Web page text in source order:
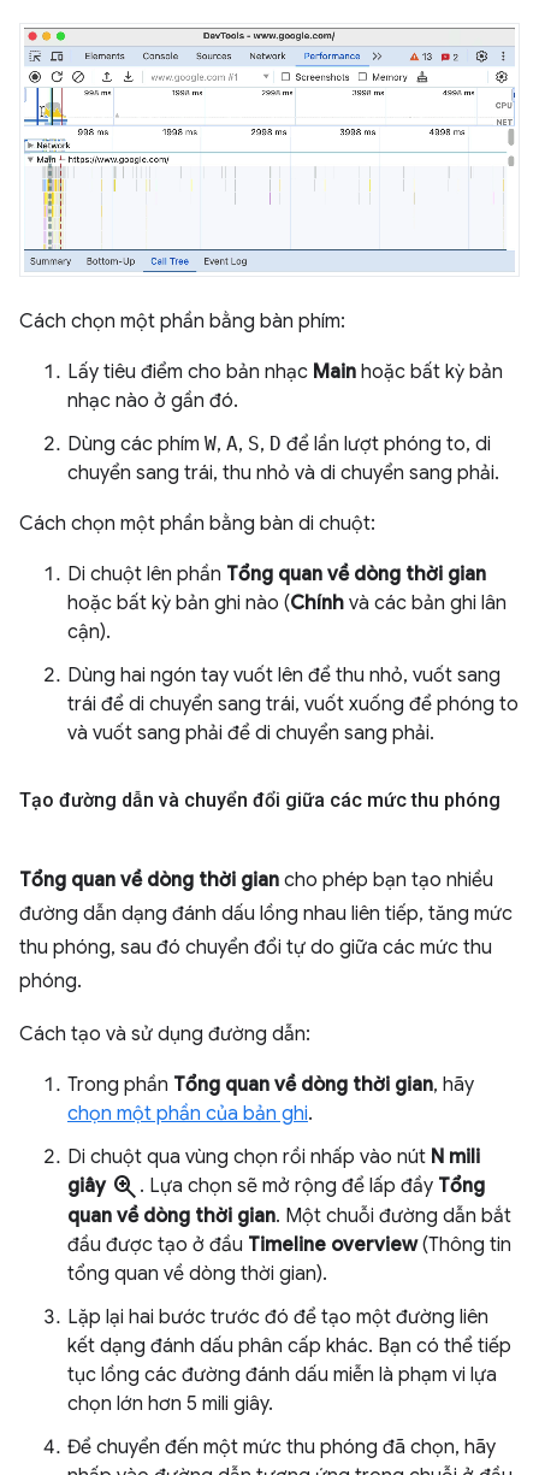
Cách chọn một phần bằng bàn phím:
Lấy tiêu điểm cho bản nhạc Main hoặc bất kỳ bản
nhạc nào ở gần đó.
Dùng các phím W, A, S, D để lần lượt phóng to, di
chuyển sang trái, thu nhỏ và di chuyển sang phải.
Cách chọn một phần bằng bàn di chuột:
Di chuột lên phần Tổng quan về dòng thời gian
hoặc bất kỳ bản ghi nào (Chính và các bản ghi lân
cận).
Dùng hai ngón tay vuốt lên để thu nhỏ, vuốt sang
trái để di chuyển sang trái, vuốt xuống để phóng to
và vuốt sang phải để di chuyển sang phải.
Tạo đường dẫn và chuyển đổi giữa các mức thu phóng
Tổng quan về dòng thời gian cho phép bạn tạo nhiều
đường dẫn dạng đánh dấu lồng nhau liên tiếp, tăng mức
thu phóng, sau đó chuyển đổi tự do giữa các mức thu
phóng.
Cách tạo và sử dụng đường dẫn:
Trong phần Tổng quan về dòng thời gian, hãy
chọn một phần của bản ghi.
Di chuột qua vùng chọn rồi nhấp vào nút N mili
giây zoom_in . Lựa chọn sẽ mở rộng để lấp đầy Tổng
quan về dòng thời gian. Một chuỗi đường dẫn bắt
đầu được tạo ở đầu Timeline overview(Thông tin
tổng quan về dòng thời gian).
Lặp lại hai bước trước đó để tạo một đường liên
kết dạng đánh dấu phân cấp khác. Bạn có thể tiếp
tục lồng các đường đánh dấu miễn là phạm vi lựa
chọn lớn hơn 5 mili giây.
Để chuyển đến một mức thu phóng đã chọn, hãy